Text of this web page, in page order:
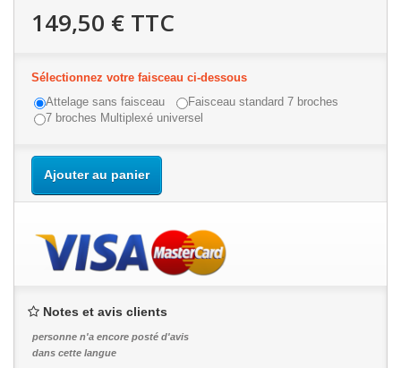
149,50 € TTC
Sélectionnez votre faisceau ci-dessous
Attelage sans faisceau
Faisceau standard 7 broches
7 broches Multiplexé universel
Ajouter au panier
Notes et avis clients
personne n'a encore posté d'avis
dans cette langue